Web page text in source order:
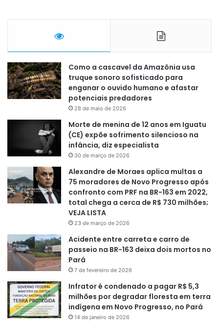
Como a cascavel da Amazônia usa
truque sonoro sofisticado para
enganar o ouvido humano e afastar
potenciais predadores
28 de maio de 2026
Morte de menina de 12 anos em Iguatu
(CE) expõe sofrimento silencioso na
infância, diz especialista
30 de março de 2026
Alexandre de Moraes aplica multas a
75 moradores de Novo Progresso após
confronto com PRF na BR-163 em 2022,
total chega a cerca de R$ 730 milhões;
VEJA LISTA
23 de março de 2026
Acidente entre carreta e carro de
passeio na BR-163 deixa dois mortos no
Pará
7 de fevereiro de 2026
Infrator é condenado a pagar R$ 5,3
milhões por degradar floresta em terra
indígena em Novo Progresso, no Pará
14 de janeiro de 2026